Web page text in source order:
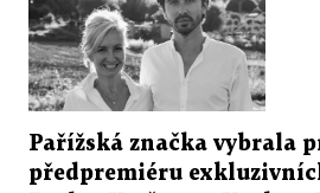
Pařížská značka vybrala
předpremiéru